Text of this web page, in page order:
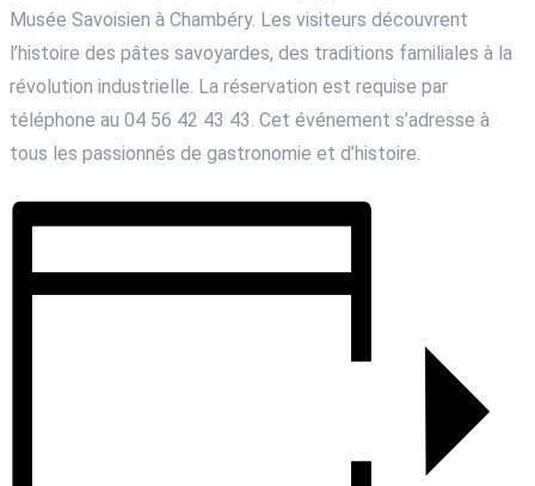
Musée Savoisien à Chambéry. Les visiteurs découvrent
l’histoire des pâtes savoyardes, des traditions familiales à la
révolution industrielle. La réservation est requise par
téléphone au 04 56 42 43 43. Cet événement s’adresse à
tous les passionnés de gastronomie et d’histoire.